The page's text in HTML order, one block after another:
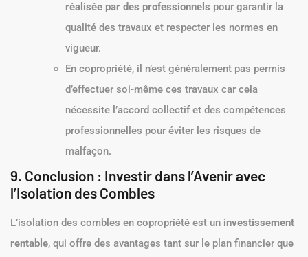
réalisée par des professionnels pour garantir la
qualité des travaux et respecter les normes en
vigueur.
En copropriété, il n’est généralement pas permis
d’effectuer soi-même ces travaux car cela
nécessite l’accord collectif et des compétences
professionnelles pour éviter les risques de
malfaçon.
9. Conclusion : Investir dans l’Avenir avec
l’Isolation des Combles
L’isolation des combles en copropriété est un investissement
rentable, qui offre des avantages tant sur le plan financier que